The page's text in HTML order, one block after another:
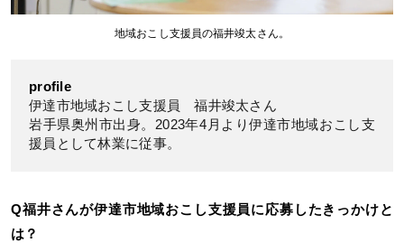
地域おこし支援員の福井竣太さん。
profile
伊達市地域おこし支援員 福井竣太さん
岩手県奥州市出身。2023年4月より伊達市地域おこし支
援員として林業に従事。
Q福井さんが伊達市地域おこし支援員に応募したきっかけと
は？